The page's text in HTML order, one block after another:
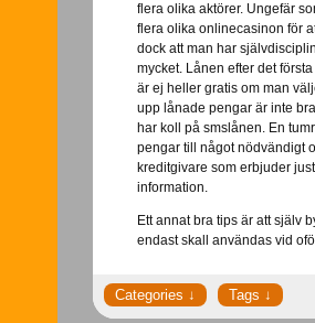
flera olika aktörer. Ungefär
flera olika onlinecasinon för
dock att man har
mycket. Lånen efter det
är ej heller gratis om man
upp lånade pengar är inte
har koll på smslånen. En
pengar till något nödvändigt
kreditgivare som erbjuder
information.
Ett annat bra tips är att själv
endast skall användas vid